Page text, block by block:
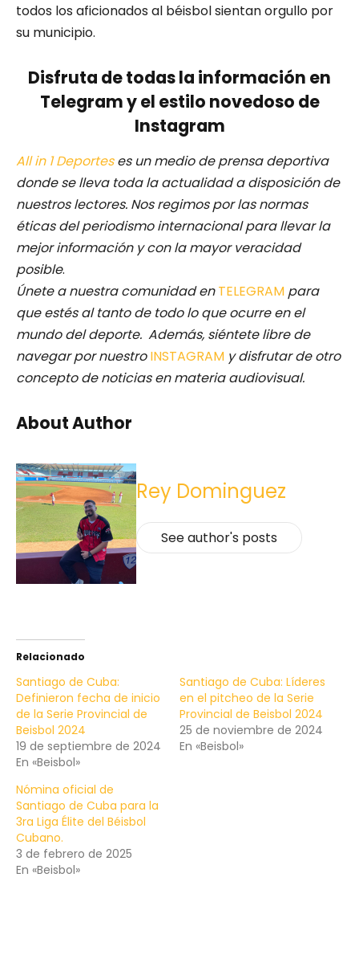
todos los aficionados al béisbol sientan orgullo por
su municipio.
Disfruta de todas la información en
Telegram y el estilo novedoso de
Instagram
All in 1 Deporteses un medio de prensa deportiva
donde se lleva toda la actualidad a disposición de
nuestros lectores. Nos regimos por las normas
éticas del periodismo internacional para llevar la
mejor información y con la mayor veracidad
posible.
Únete a nuestra comunidad enTELEGRAM para
que estés al tanto de todo lo que ocurre en el
mundo del deporte. Además, siéntete libre de
navegar por nuestro INSTAGRAM y disfrutar de otro
concepto de noticias en materia audiovisual.
About Author
Rey Dominguez
See author's posts
Relacionado
Santiago de Cuba:
Definieron fecha de inicio
de la Serie Provincial de
Beisbol 2024
19 de septiembre de 2024
En «Beisbol»
Santiago de Cuba: Líderes
en el pitcheo de la Serie
Provincial de Beisbol 2024
25 de noviembre de 2024
En «Beisbol»
Nómina oficial de
Santiago de Cuba para la
3ra Liga Élite del Béisbol
Cubano.
3 de febrero de 2025
En «Beisbol»